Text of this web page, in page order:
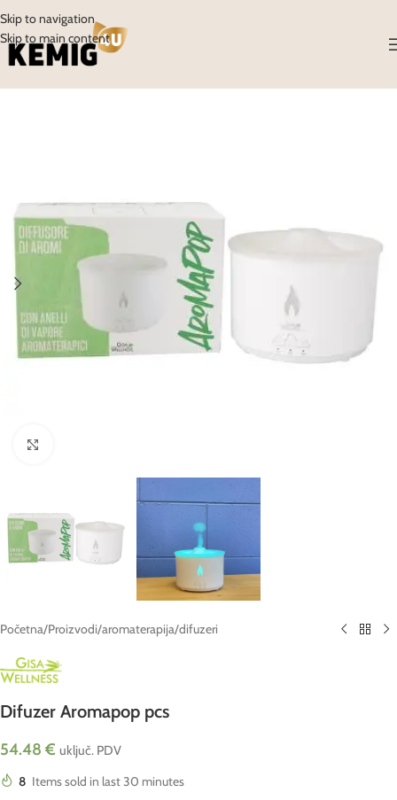
Skip to navigation
Skip to main content
Početna/Proizvodi/aromaterapija/difuzeri
Difuzer Aromapop pcs
54.48 € uključ. PDV
8 Items sold in last 30 minutes